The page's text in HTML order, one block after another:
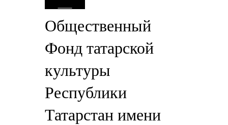
Общественный
Фонд татарской
культуры
Республики
Татарстан имени